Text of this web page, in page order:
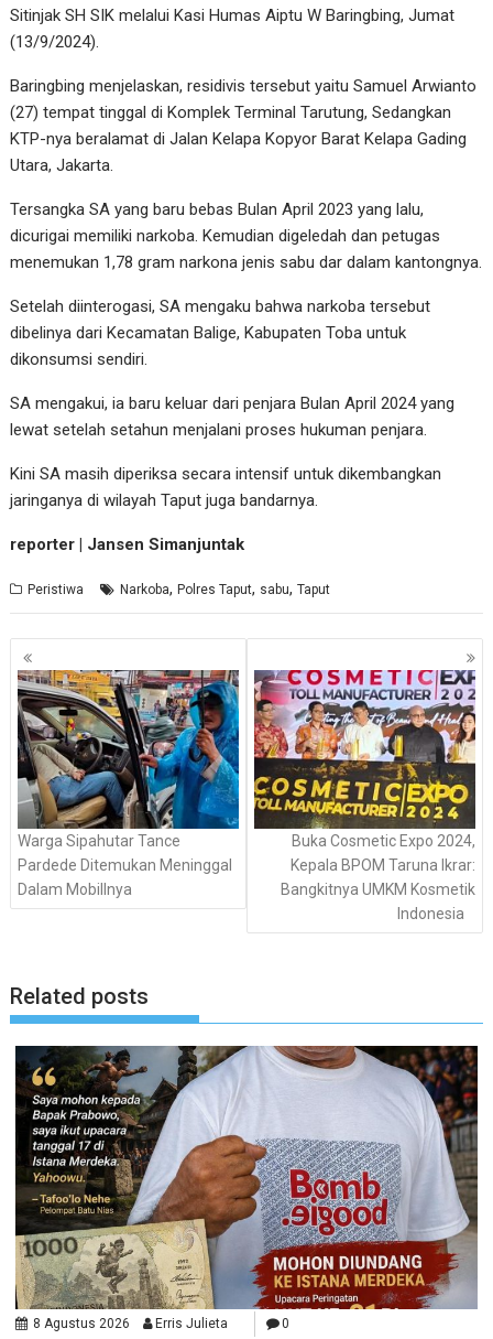
Sitinjak SH SIK melalui Kasi Humas Aiptu W Baringbing, Jumat
(13/9/2024).
Baringbing menjelaskan, residivis tersebut yaitu Samuel Arwianto
(27) tempat tinggal di Komplek Terminal Tarutung, Sedangkan
KTP-nya beralamat di Jalan Kelapa Kopyor Barat Kelapa Gading
Utara, Jakarta.
Tersangka SA yang baru bebas Bulan April 2023 yang lalu,
dicurigai memiliki narkoba. Kemudian digeledah dan petugas
menemukan 1,78 gram narkona jenis sabu dar dalam kantongnya.
Setelah diinterogasi, SA mengaku bahwa narkoba tersebut
dibelinya dari Kecamatan Balige, Kabupaten Toba untuk
dikonsumsi sendiri.
SA mengakui, ia baru keluar dari penjara Bulan April 2024 yang
lewat setelah setahun menjalani proses hukuman penjara.
Kini SA masih diperiksa secara intensif untuk dikembangkan
jaringanya di wilayah Taput juga bandarnya.
reporter | Jansen Simanjuntak
Peristiwa Narkoba,Polres Taput, sabu,Taput
Navigasi
pos
Warga Sipahutar Tance
Pardede Ditemukan Meninggal
Dalam Mobillnya
Buka Cosmetic Expo 2024,
Kepala BPOM Taruna Ikrar:
Bangkitnya UMKM Kosmetik
Indonesia
Related posts
8 Agustus 2026 Erris Julieta 0